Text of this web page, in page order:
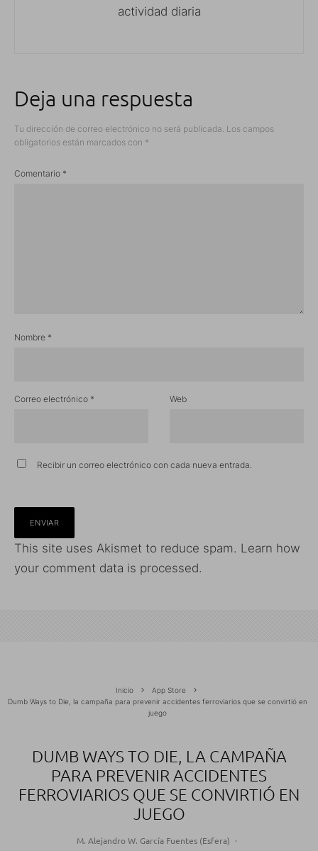
actividad diaria
Deja una respuesta
Tu dirección de correo electrónico no será publicada. Los campos
obligatorios están marcados con *
Comentario *
Nombre *
Correo electrónico * Web
Recibir un correo electrónico con cada nueva entrada.
This site uses Akismet to reduce spam. Learn how
your comment data is processed.
Inicio
App Store
Dumb Ways to Die, la campaña para prevenir accidentes ferroviarios que se convirtió en
juego
DUMB WAYS TO DIE, LA CAMPAÑA
PARA PREVENIR ACCIDENTES
FERROVIARIOS QUE SE CONVIRTIÓ EN
JUEGO
M. Alejandro W. García Fuentes (Esfera) ·